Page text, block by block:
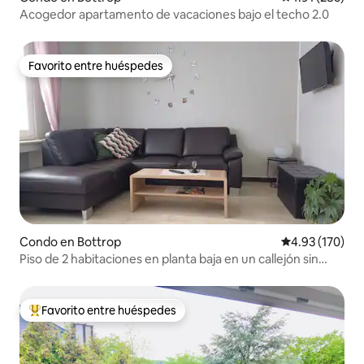
Acogedor apartamento de vacaciones bajo el techo 2.0
Favorito entre huéspedes
Favorito entre huéspedes
Condo en Bottrop Calificación
4.93 (170)
Piso de 2 habitaciones en planta baja en un callejón sin
Favorito entre huéspedes preferido
Favorito entre huéspedes